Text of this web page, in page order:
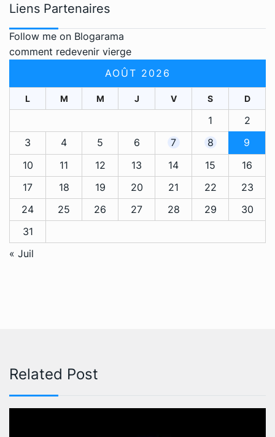
Liens Partenaires
Follow me on Blogarama
comment redevenir vierge
AOÛT 2026
L M M J V S D
1
2
3
4 5 6 7 8
9
10
11 12 13 14 15
16
17
18 19 20 21 22
23
24
25 26 27 28 29
30
31
« Juil
Related Post